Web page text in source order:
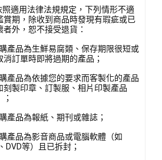
照適用法律法規規定，下列情形不適
賞期，除收到商品時發現有瑕疵或已
者外，恕不接受退貨：
購產品為生鮮易腐類、保存期限很短或
消訂單時即將過期的產品；
購產品為依據您的要求而客製化的產品
刻製印章、訂製服、相片印製產品
；
產品為報紙、期刊或雜誌；
購產品為影音商品或電腦軟體（如
DVD等）且已拆封；